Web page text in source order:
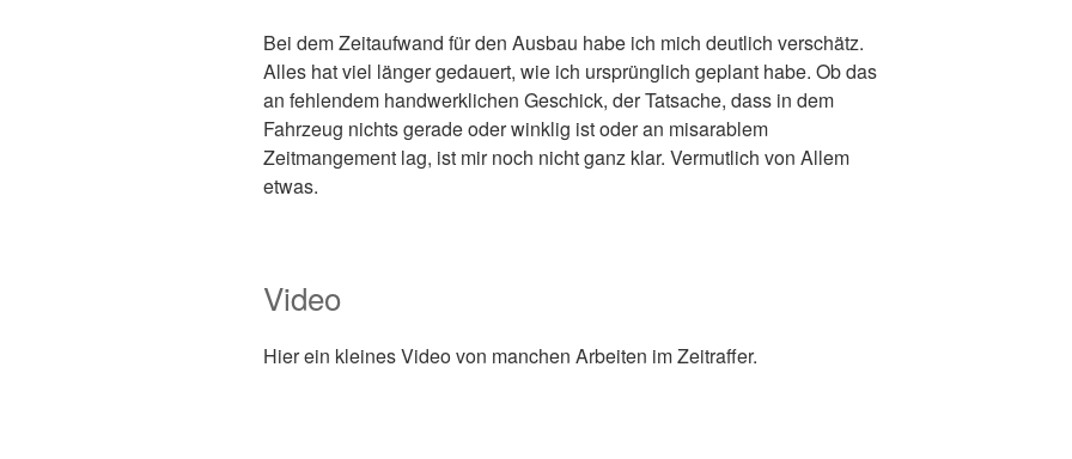
Bei dem Zeitaufwand für den Ausbau habe ich mich deutlich verschätz.
Alles hat viel länger gedauert, wie ich ursprünglich geplant habe. Ob das
an fehlendem handwerklichen Geschick, der Tatsache, dass in dem
Fahrzeug nichts gerade oder winklig ist oder an misarablem
Zeitmangement lag, ist mir noch nicht ganz klar. Vermutlich von Allem
etwas.
Video
Hier ein kleines Video von manchen Arbeiten im Zeitraffer.